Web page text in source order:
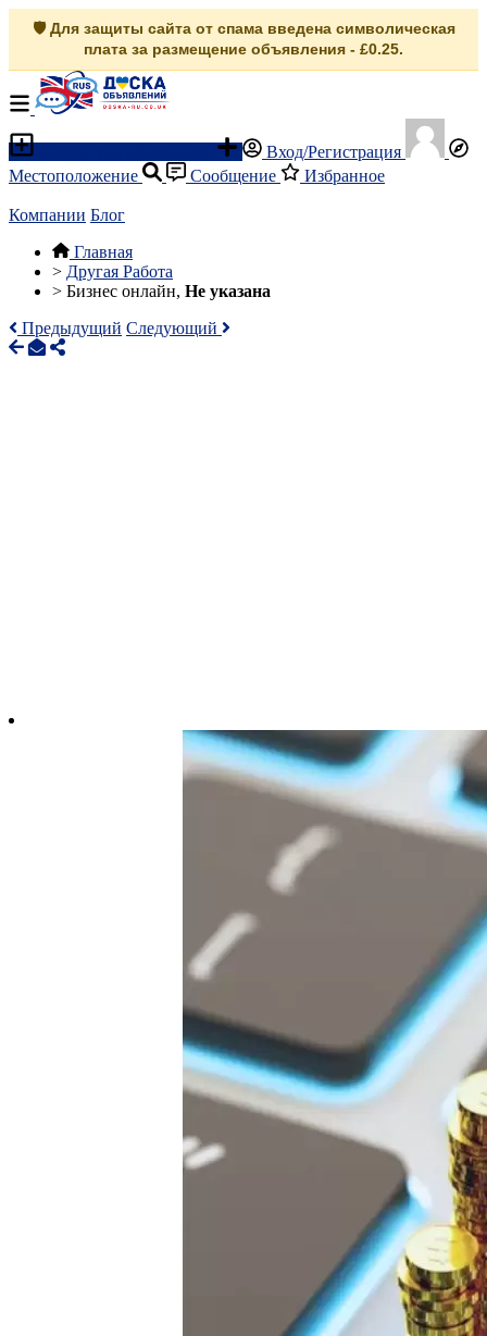
🛡️ Для защиты сайта от спама введена символическая
плата за размещение объявления - £0.25.
Вход/Регистрация
Местоположение
Сообщение Избранное
Компании Блог
Главная
> Другая Работа
> Бизнес онлайн, Не указана
Предыдущий Следующий